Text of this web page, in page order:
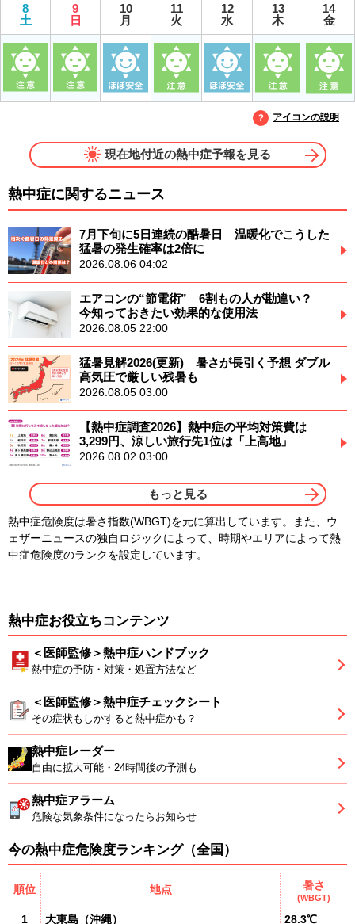
8
土
9
日
10
月
11
火
12
水
13
木
14
金
アイコンの説明
現在地付近の熱中症予報を見る
熱中症に関するニュース
7月下旬に5日連続の酷暑日 温暖化でこうした
猛暑の発生確率は2倍に
2026.08.06 04:02
エアコンの“節電術” 6割もの人が勘違い？
今知っておきたい効果的な使用法
2026.08.05 22:00
猛暑見解2026(更新) 暑さが長引く予想 ダブル
高気圧で厳しい残暑も
2026.08.05 03:00
【熱中症調査2026】熱中症の平均対策費は
3,299円、涼しい旅行先1位は「上高地」
2026.08.02 03:00
もっと見る
熱中症危険度は暑さ指数(WBGT)を元に算出しています。また、ウ
ェザーニュースの独自ロジックによって、時期やエリアによって熱
中症危険度のランクを設定しています。
熱中症お役立ちコンテンツ
＜医師監修＞熱中症ハンドブック
熱中症の予防・対策・処置方法など
＜医師監修＞熱中症チェックシート
その症状もしかすると熱中症かも？
熱中症レーダー
自由に拡大可能・24時間後の予測も
熱中症アラーム
危険な気象条件になったらお知らせ
今の熱中症危険度ランキング（全国）
順位 地点 暑さ
(WBGT)
1 大東島 （沖縄） 28.3℃